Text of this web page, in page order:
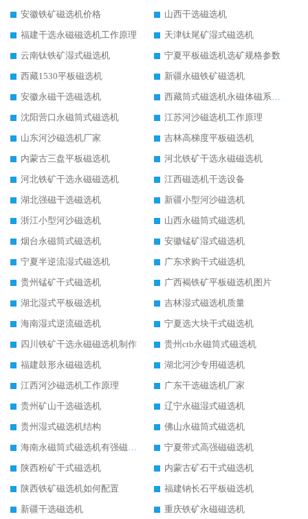
安徽铁矿磁选机价格
山西干选磁选机
福建干选永磁磁选机工作原理
天津钛尾矿湿式磁选机
云南钛铁矿湿式磁选机
宁夏平板磁选机选矿规格参数
西藏1530平板磁选机
新疆永磁铁矿磁选机
安徽永磁干选磁选机
西藏筒式磁选机永磁体磁系设计
沈阳营口永磁筒式磁选机
江苏河沙磁选机工作原理
山东河沙磁选机厂家
吉林高梯度平板磁选机
内蒙古三盘平板磁选机
河北铁矿干选永磁磁选机
河北铁矿干选永磁磁选机
江西磁选机干选设备
湖北强磁干选磁选机
新疆小型河沙磁选机
浙江小型河沙磁选机
山西永磁筒式磁选机
烟台永磁筒式磁选机
安徽锰矿湿式磁选机
宁夏半逆流湿式磁选机
广东求购干式磁选机
贵州锰矿干式磁选机
广西褐铁矿平板磁选机图片
湖北湿式平板磁选机
吉林湿式磁选机质量
海南湿式逆流磁选机
宁夏选大块干式磁选机
四川铁矿干选永磁磁选机制作
贵州ctb永磁筒式磁选机
福建鼓形永磁磁选机
湖北河沙专用磁选机
江西河沙磁选机工作原理
广东干选磁选机厂家
贵州矿山干选磁选机
辽宁永磁湿式磁选机
贵州湿式磁选机结构
佛山永磁筒式磁选机
海南永磁筒式磁选机有强磁的吗
宁夏带式高强磁磁选机
陕西粉矿干式磁选机
内蒙古矿石干式磁选机
陕西铁矿磁选机如何配置
福建钠长石平板磁选机
新疆干选磁选机
重庆铁矿永磁磁选机